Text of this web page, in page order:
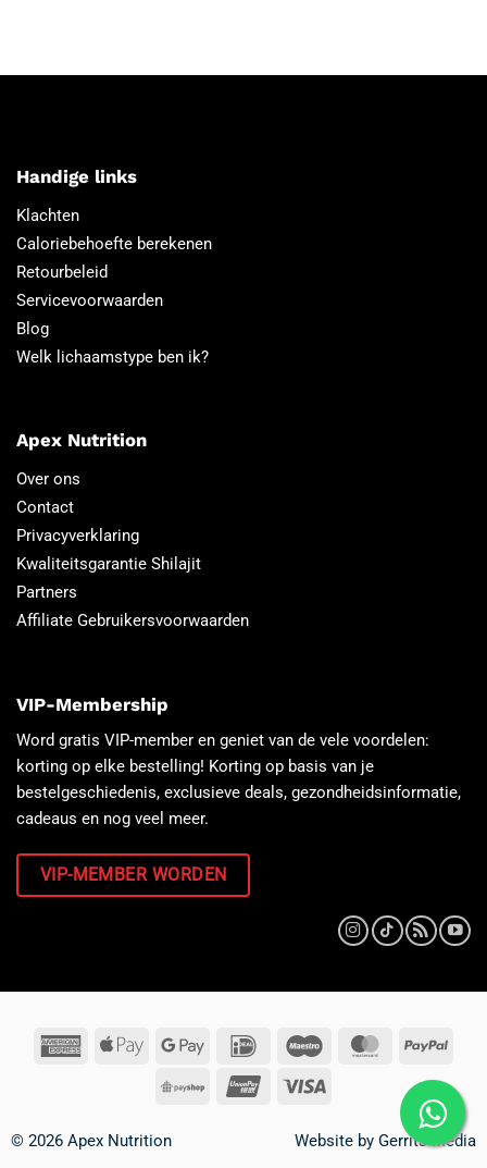
Handige links
Klachten
Caloriebehoefte berekenen
Retourbeleid
Servicevoorwaarden
Blog
Welk lichaamstype ben ik?
Apex Nutrition
Over ons
Contact
Privacyverklaring
Kwaliteitsgarantie Shilajit
Partners
Affiliate Gebruikersvoorwaarden
VIP-Membership
Word gratis VIP-member en geniet van de vele voordelen:
korting op elke bestelling! Korting op basis van je
bestelgeschiedenis, exclusieve deals, gezondheidsinformatie,
cadeaus en nog veel meer.
VIP-MEMBER WORDEN
© 2026 Apex Nutrition Website byGerrits Media